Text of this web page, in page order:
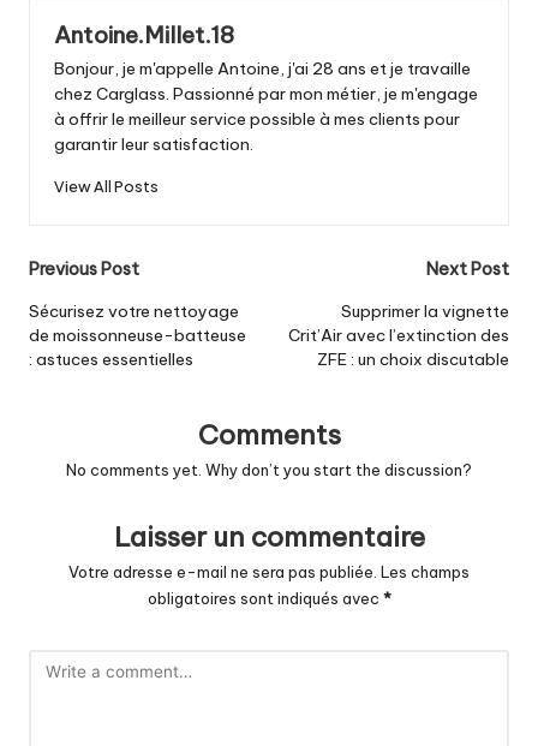
Antoine.Millet.18
Bonjour, je m'appelle Antoine, j'ai 28 ans et je travaille
chez Carglass. Passionné par mon métier, je m'engage
à offrir le meilleur service possible à mes clients pour
garantir leur satisfaction.
View All Posts
Post
navigation
Previous Post
Sécurisez votre nettoyage
de moissonneuse-batteuse
: astuces essentielles
Next Post
Supprimer la vignette
Crit’Air avec l’extinction des
ZFE : un choix discutable
Comments
No comments yet. Why don’t you start the discussion?
Laisser un commentaire
Votre adresse e-mail ne sera pas publiée. Les champs
obligatoires sont indiqués avec *